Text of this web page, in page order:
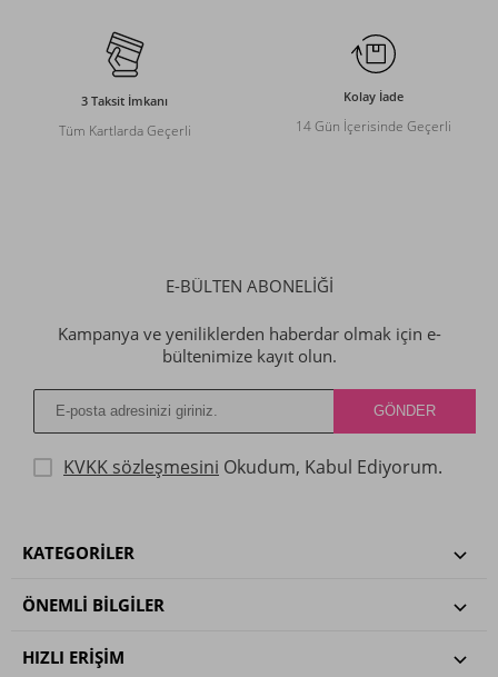
3 Taksit İmkanı
Tüm Kartlarda Geçerli
Kolay İade
14 Gün İçerisinde Geçerli
E-BÜLTEN ABONELİĞİ
Kampanya ve yeniliklerden haberdar olmak için e-
bültenimize kayıt olun.
KVKK sözleşmesini Okudum, Kabul Ediyorum.
KATEGORILER
ÖNEMLI BILGILER
HIZLI ERIŞIM